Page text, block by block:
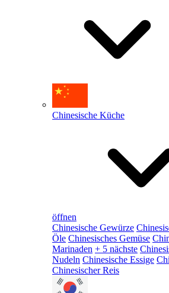
Chinesische Küche
öffnen
Chinesische Gewürze
Öle Chinesisches Gemüse
Marinaden + 5 nächste
Nudeln Chinesische Essige
Chinesischer Reis